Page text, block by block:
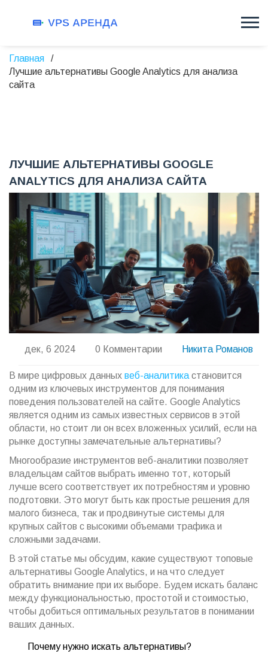
Главная
Лучшие альтернативы Google Analytics для анализа
сайта
ЛУЧШИЕ АЛЬТЕРНАТИВЫ GOOGLE
ANALYTICS ДЛЯ АНАЛИЗА САЙТА
дек, 6 2024 0 Комментарии Никита Романов
В мире цифровых данных веб-аналитика становится
одним из ключевых инструментов для понимания
поведения пользователей на сайте. Google Analytics
является одним из самых известных сервисов в этой
области, но стоит ли он всех вложенных усилий, если на
рынке доступны замечательные альтернативы?
Многообразие инструментов веб-аналитики позволяет
владельцам сайтов выбрать именно тот, который
лучше всего соответствует их потребностям и уровню
подготовки. Это могут быть как простые решения для
малого бизнеса, так и продвинутые системы для
крупных сайтов с высокими объемами трафика и
сложными задачами.
В этой статье мы обсудим, какие существуют топовые
альтернативы Google Analytics, и на что следует
обратить внимание при их выборе. Будем искать баланс
между функциональностью, простотой и стоимостью,
чтобы добиться оптимальных результатов в понимании
ваших данных.
Почему нужно искать альтернативы?